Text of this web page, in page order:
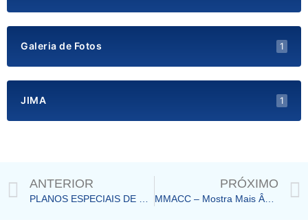
Galeria de Fotos 1
JIMA 1
Prev
ANTERIOR PRÓXIMO
MMACC – Mostra Mais Ânima de Ciência e Cultura